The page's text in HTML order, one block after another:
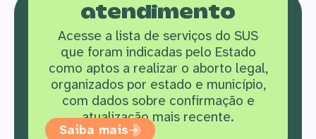
atendimento
Acesse a lista de serviços do SUS
que foram indicadas pelo Estado
como aptos a realizar o aborto legal,
organizados por estado e município,
com dados sobre confirmação e
atualização mais recente.
Saiba mais